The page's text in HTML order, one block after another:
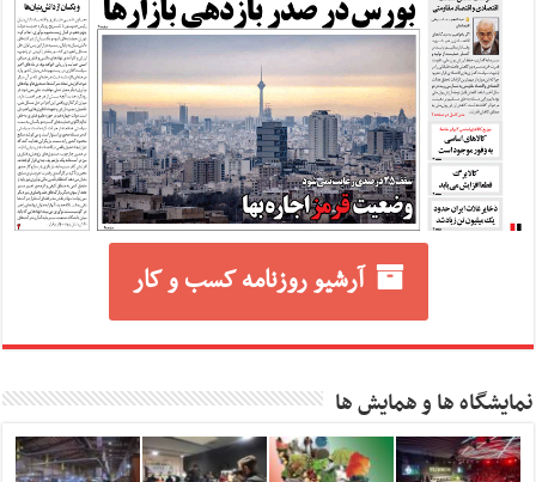
آرشیو روزنامه کسب و کار
نمایشگاه ها و همایش ها